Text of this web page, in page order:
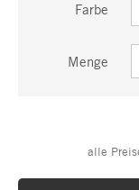
Farbe
Menge
alle